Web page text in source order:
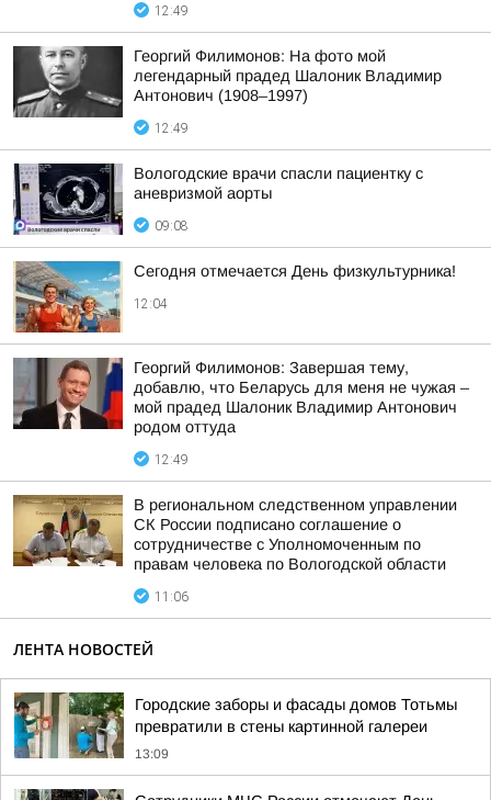
12:49
Георгий Филимонов: На фото мой
легендарный прадед Шалоник Владимир
Антонович (1908–1997)
12:49
Вологодские врачи спасли пациентку с
аневризмой аорты
09:08
Сегодня отмечается День физкультурника!
12:04
Георгий Филимонов: Завершая тему,
добавлю, что Беларусь для меня не чужая –
мой прадед Шалоник Владимир Антонович
родом оттуда
12:49
В региональном следственном управлении
СК России подписано соглашение о
сотрудничестве с Уполномоченным по
правам человека по Вологодской области
11:06
ЛЕНТА НОВОСТЕЙ
Городские заборы и фасады домов Тотьмы
превратили в стены картинной галереи
13:09